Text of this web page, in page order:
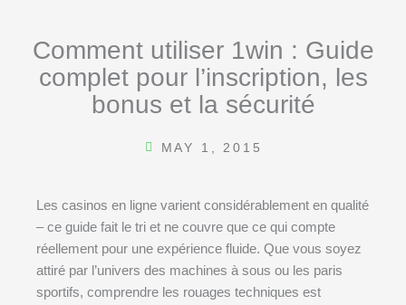
Comment utiliser 1win : Guide
complet pour l’inscription, les
bonus et la sécurité
MAY 1, 2015
Les casinos en ligne varient considérablement en qualité
– ce guide fait le tri et ne couvre que ce qui compte
réellement pour une expérience fluide. Que vous soyez
attiré par l’univers des machines à sous ou les paris
sportifs, comprendre les rouages techniques est